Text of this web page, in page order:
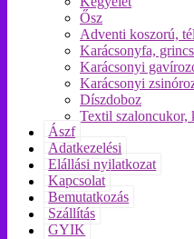
Ősz
Adventi koszorú,
Karácsonyfa,
Karácsonyi
Karácsonyi
Díszdoboz
Textil szaloncukor,
Ászf
Adatkezelési
Elállási nyilatkozat
Kapcsolat
Bemutatkozás
Szállítás
GYIK